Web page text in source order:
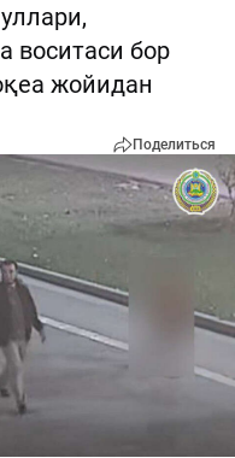
воситаси бор
жойидан
Поделиться